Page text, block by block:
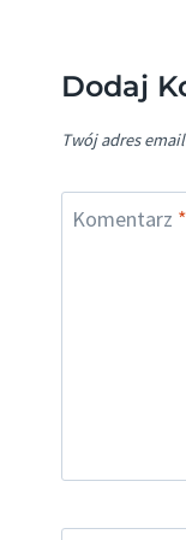
Dodaj
Twój adres
Komentarz *